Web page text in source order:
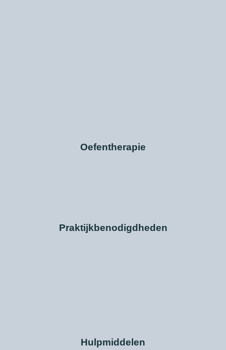
Oefentherapie
Praktijkbenodigdheden
Hulpmiddelen